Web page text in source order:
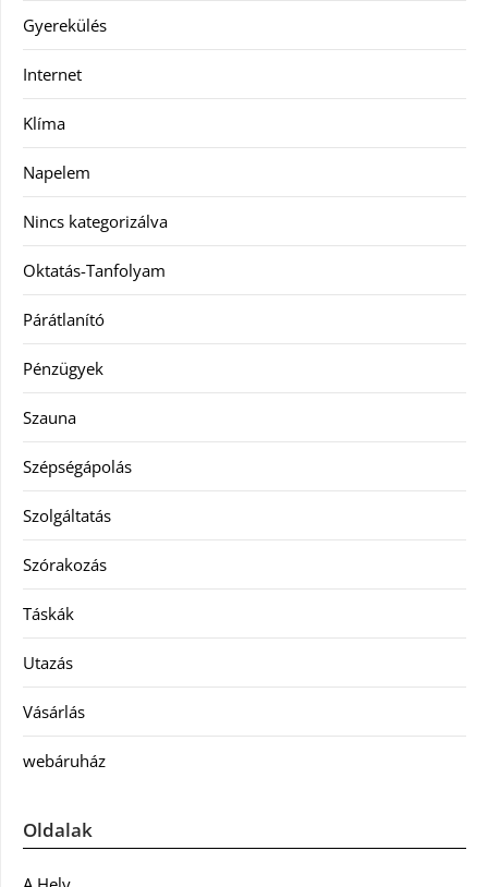
Gyerekülés
Internet
Klíma
Napelem
Nincs kategorizálva
Oktatás-Tanfolyam
Párátlanító
Pénzügyek
Szauna
Szépségápolás
Szolgáltatás
Szórakozás
Táskák
Utazás
Vásárlás
webáruház
Oldalak